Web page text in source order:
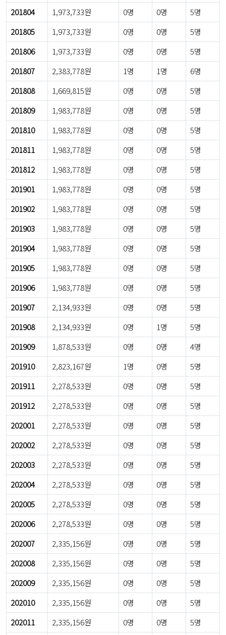
201804
1,973,733원 0명 0명
5명
201805
1,973,733원 0명 0명
5명
201806
1,973,733원 0명 0명
5명
201807
2,383,778원 1명 1명
6명
201808
1,669,815원 0명 0명
5명
201809
1,983,778원 0명 0명
5명
201810
1,983,778원 0명 0명
5명
201811
1,983,778원 0명 0명
5명
201812
1,983,778원 0명 0명
5명
201901
1,983,778원 0명 0명
5명
201902
1,983,778원 0명 0명
5명
201903
1,983,778원 0명 0명
5명
201904
1,983,778원 0명 0명
5명
201905
1,983,778원 0명 0명
5명
201906
1,983,778원 0명 0명
5명
201907
2,134,933원 0명 0명
5명
201908
2,134,933원 0명 1명
5명
201909
1,878,533원 0명 0명
4명
201910
2,823,167원 1명 0명
5명
201911
2,278,533원 0명 0명
5명
201912
2,278,533원 0명 0명
5명
202001
2,278,533원 0명 0명
5명
202002
2,278,533원 0명 0명
5명
202003
2,278,533원 0명 0명
5명
202004
2,278,533원 0명 0명
5명
202005
2,278,533원 0명 0명
5명
202006
2,278,533원 0명 0명
5명
202007
2,335,156원 0명 0명
5명
202008
2,335,156원 0명 0명
5명
202009
2,335,156원 0명 0명
5명
202010
2,335,156원 0명 0명
5명
202011
2,335,156원 0명 0명 5명